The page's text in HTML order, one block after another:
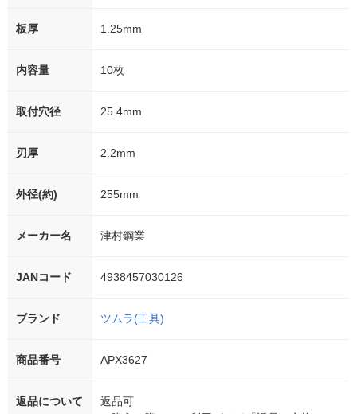
板厚 1.25mm
内容量 10枚
取付穴径 25.4mm
刃厚 2.2mm
外径(約) 255mm
メーカー名 津村鋼業
JANコード 4938457030126
ブランド ツムラ(工具)
商品番号 APX3627
返品について
返品可